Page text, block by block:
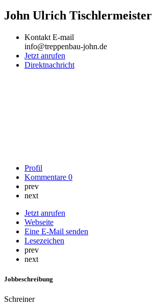
John Ulrich Tischlermeister
Kontakt E-mail
info@treppenbau-john.de
Jetzt anrufen
Direktnachricht
Profil
Kommentare 0
prev
next
Jetzt anrufen
Webseite
Eine E-Mail senden
Lesezeichen
prev
next
Jobbeschreibung
Schreiner